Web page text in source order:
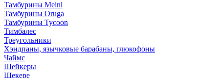
Тамбурины Meinl
Тамбурины Oruga
Тамбурины Tycoon
Тимбалес
Треугольники
Хэндпаны, язычковые барабаны, глюкофоны
Чаймс
Шейкеры
Шекере